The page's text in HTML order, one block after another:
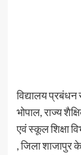
विद्यालय प्रबंधन
भोपाल, राज्य
एवं स्कूल शिक्षा
, जिला शाजापुर